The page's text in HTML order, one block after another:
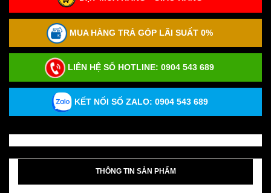
MUA HÀNG TRẢ GÓP LÃI SUẤT 0%
LIÊN HỆ SỐ HOTLINE: 0904 543 689
KẾT NỐI SỐ ZALO: 0904 543 689
THÔNG TIN SẢN PHẨM